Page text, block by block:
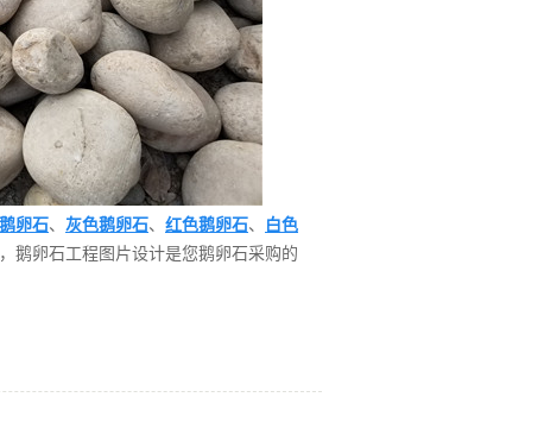
卵石、 灰色鹅卵石、 红色鹅卵石、
白色
鹅卵石工程图片设计是您鹅卵石采购的